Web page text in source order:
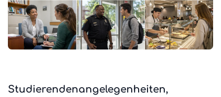
Studierendenangelegenheiten,